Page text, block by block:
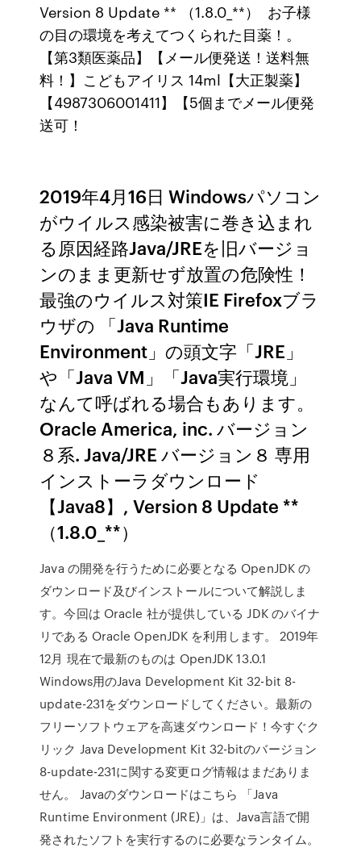
Version 8 Update ** （1.8.0_**） お子様
の目の環境を考えてつくられた目薬！。
【第3類医薬品】【メール便発送！送料無
料！】こどもアイリス 14ml【大正製薬】
【4987306001411】【5個までメール便発
送可！
2019年4月16日 Windowsパソコン
がウイルス感染被害に巻き込まれ
る原因経路Java/JREを旧バージョ
ンのまま更新せず放置の危険性！
最強のウイルス対策IE Firefoxブラ
ウザの 「Java Runtime
Environment」の頭文字「JRE」
や「Java VM」「Java実行環境」
なんて呼ばれる場合もあります。
Oracle America, inc. バージョン
８系. Java/JRE バージョン８ 専用
インストーラダウンロード
【Java8】, Version 8 Update **
（1.8.0_**）
Java の開発を行うために必要となる OpenJDK の
ダウンロード及びインストールについて解説しま
す。今回は Oracle 社が提供している JDK のバイナ
リである Oracle OpenJDK を利用します。 2019年
12月 現在で最新のものは OpenJDK 13.0.1
Windows用のJava Development Kit 32-bit 8-
update-231をダウンロードしてください。最新の
フリーソフトウェアを高速ダウンロード！今すぐク
リック Java Development Kit 32-bitのバージョン
8-update-231に関する変更ログ情報はまだありま
せん。 Javaのダウンロードはこちら 「Java
Runtime Environment (JRE)」は、Java言語で開
発されたソフトを実行するのに必要なランタイム。